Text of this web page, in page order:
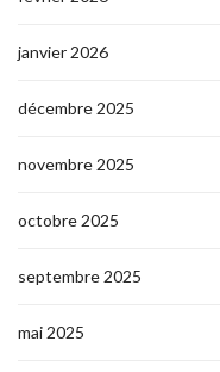
janvier 2026
décembre 2025
novembre 2025
octobre 2025
septembre 2025
mai 2025